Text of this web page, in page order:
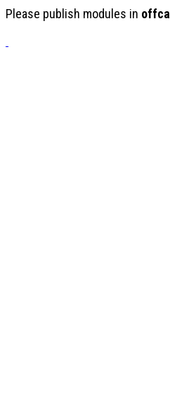
Please publish modules in